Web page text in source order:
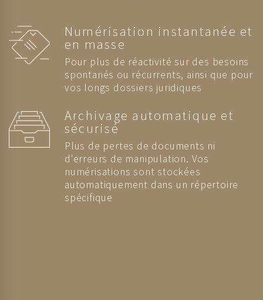
Numérisation instantanée et
en masse
Pour plus de réactivité sur des besoins
spontanés ou récurrents, ainsi que pour
vos longs dossiers juridiques
Archivage automatique et
sécurisé
Plus de pertes de documents ni
d'erreurs de manipulation. Vos
numérisations sont stockées
automatiquement dans un répertoire
spécifique